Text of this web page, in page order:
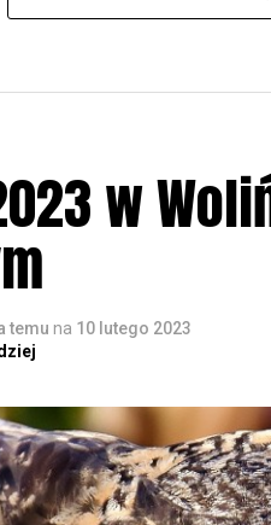
w
temu na 10 lutego 2023